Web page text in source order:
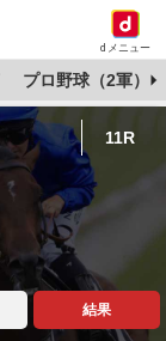
dメニュー
プロ野球（2軍）
11R
結果